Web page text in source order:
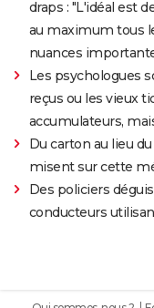
draps : "L'idéal est
au maximum tous
nuances
Les psychologues
reçus ou les vieux
accumulateurs,
Du carton au lieu
misent sur cette
Des policiers
conducteurs